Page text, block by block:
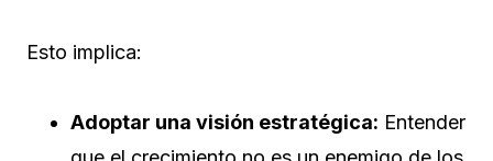
Esto implica:
Adoptar una visión estratégica: Entender